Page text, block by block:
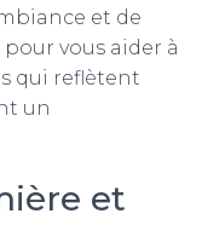
et de
vous aider à
qui reflètent
un
et